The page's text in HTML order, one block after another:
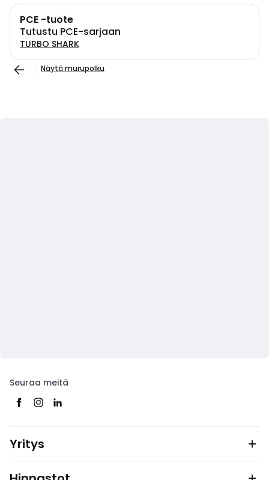
PCE -tuote
Tutustu PCE-sarjaan
TURBO SHARK
Näytä murupolku
Seuraa meitä
Yritys